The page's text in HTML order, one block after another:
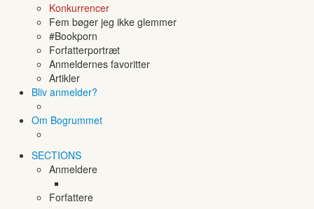
Konkurrencer
Fem bøger jeg ikke glemmer
#Bookporn
Forfatterportræt
Anmeldernes favoritter
Artikler
Bliv anmelder?
Om Bogrummet
SECTIONS
Anmeldere
Forfattere